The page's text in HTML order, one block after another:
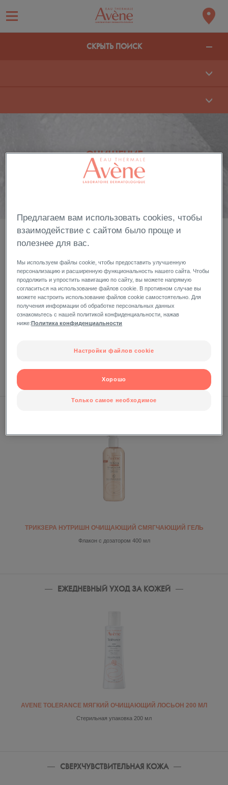
СКРЫТЬ ПОИСК
ОЧИЩЕНИЕ
Узнайте о средствах деликатного очищения
чувствительной кожи.
КОЛД-КРЕМ (ТЕЛО)
УЛЬТРАПИТАТЕЛЬНОЕ МЫЛО С КОЛД-КРЕМОМ
ТРИКЗЕРА НУТРИШН ОЧИЩАЮЩИЙ СМЯГЧАЮЩИЙ ГЕЛЬ
Флакон с дозатором 400 мл
ЕЖЕДНЕВНЫЙ УХОД ЗА КОЖЕЙ
AVENE TOLERANCE МЯГКИЙ ОЧИЩАЮЩИЙ ЛОСЬОН 200 МЛ
Стерильная упаковка 200 мл
СВЕРХЧУВСТВИТЕЛЬНАЯ КОЖА
Предлагаем вам использовать cookies, чтобы
взаимодействие с сайтом было проще и
полезнее для вас.
Мы используем файлы cookie, чтобы предоставить улучшенную
персонализацию и расширенную функциональность нашего сайта. Чтобы
продолжить и упростить навигацию по сайту, вы можете напрямую
согласиться на использование файлов cookie. В противном случае вы
можете настроить использование файлов cookie самостоятельно. Для
получения информации об обработке персональных данных
ознакомьтесь с нашей политикой конфиденциальности, нажав
ниже: Политика конфиденциальности
Настройки файлов cookie
Только самое необходимое
Хорошо